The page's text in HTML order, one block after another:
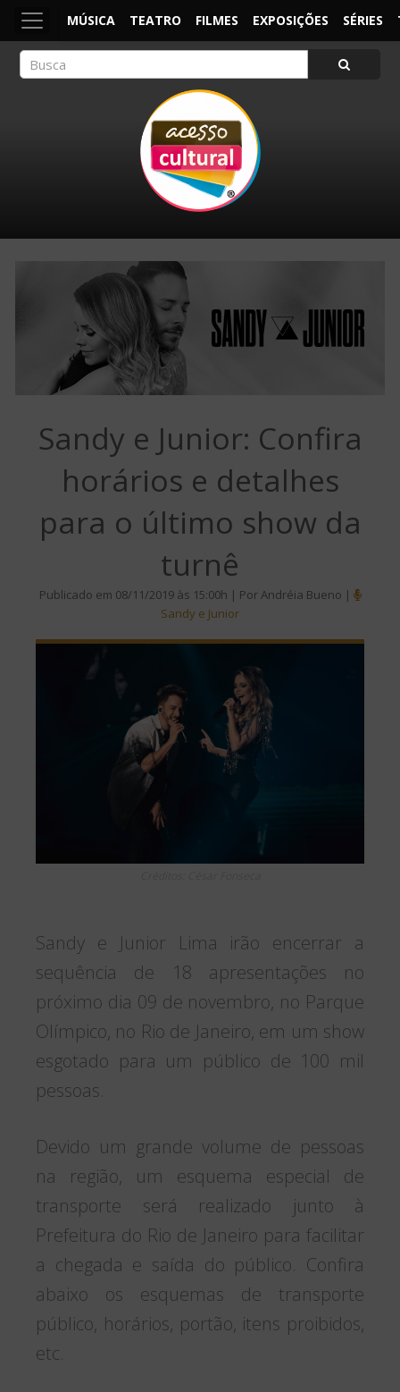
MÚSICA TEATRO FILMES EXPOSIÇÕES SÉRIES
Sandy e Junior: Confira
horários e detalhes
para o último show da
turnê
Publicado em 08/11/2019 às 15:00h | Por Andréia Bueno |
Sandy e Junior
Sandy e Junior Lima irão encerrar a
sequência de 18 apresentações no
próximo dia 09 de novembro, no Parque
Olímpico, no Rio de Janeiro, em um show
esgotado para um público de 100 mil
pessoas.
Devido um grande volume de pessoas
na região, um esquema especial de
transporte será realizado junto à
Prefeitura do Rio de Janeiro para facilitar
a chegada e saída do público. Confira
abaixo os esquemas de transporte
público, horários, portão, itens proibidos,
etc.